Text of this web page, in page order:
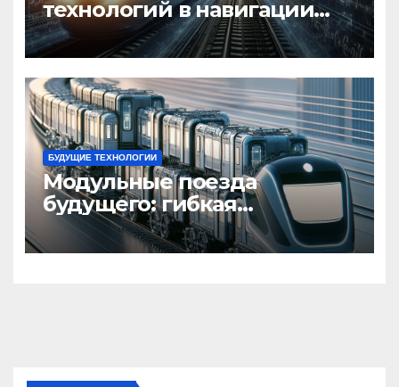
технологий в навигации
поездов
БУДУЩИЕ ТЕХНОЛОГИИ
Модульные поезда
будущего: гибкая
компоновка